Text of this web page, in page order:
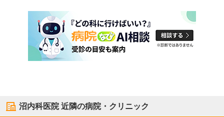
沼内科医院近隣の病院・クリニック